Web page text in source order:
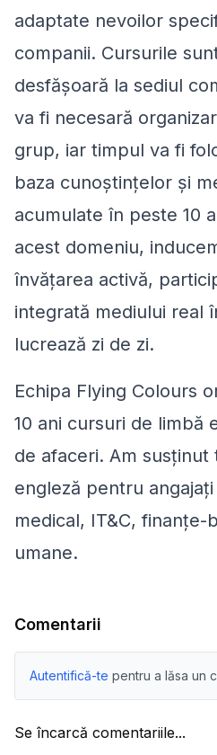
adaptate nevoilor
companii. Cursurile
desfășoară la sediul
va fi necesară
grup, iar timpul va fi
baza cunoștințelor și
acumulate în peste 10
acest domeniu,
învățarea activă,
integrată mediului real
lucrează zi de zi.
Echipa Flying Colours
10 ani cursuri de limbă
de afaceri. Am susținut
engleză pentru
medical, IT&C, finanțe-
umane.
Comentarii
Autentifică-te pentru a lăsa un
Se încarcă comentariile...